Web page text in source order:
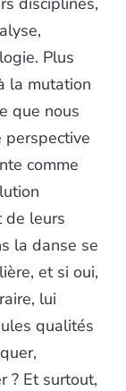
Plus
la mutation
que nous
perspective
comme
de leurs
la danse se
et si oui,
lui
qualités
? Et surtout,